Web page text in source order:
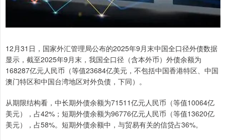
12月31日，国家外汇管理局公布的2025年9月末中国全口径外债数据
显示，截至2025年9月末，我国全口径（含本外币）外债余额为
168287亿元人民币（等值23684亿美元，不包括中国香港特区、中国
澳门特区和中国台湾地区对外负债，下同）。
从期限结构看，中长期外债余额为71511亿元人民币（等值10064亿
美元），占42%；短期外债余额为96776亿元人民币（等值13620亿
美元），占58%。短期外债余额中，与贸易有关的信贷占36%。